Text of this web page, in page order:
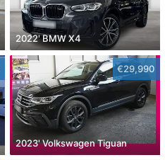
2022' BMW X4
€29,990
2023' Volkswagen Tiguan